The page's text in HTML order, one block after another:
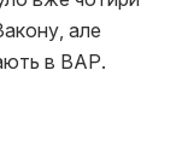
але
в ВАР.